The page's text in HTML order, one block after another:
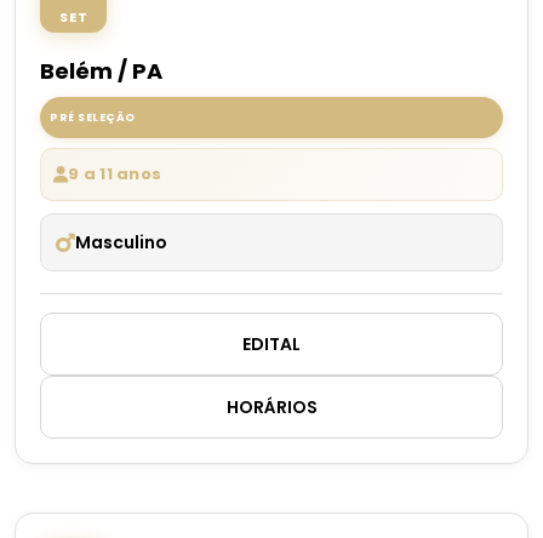
SET
Belém / PA
PRÉ SELEÇÃO
9 a 11 anos
Masculino
EDITAL
HORÁRIOS